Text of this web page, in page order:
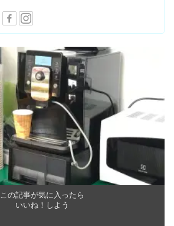
この記事が気に入ったら
いいね！しよう